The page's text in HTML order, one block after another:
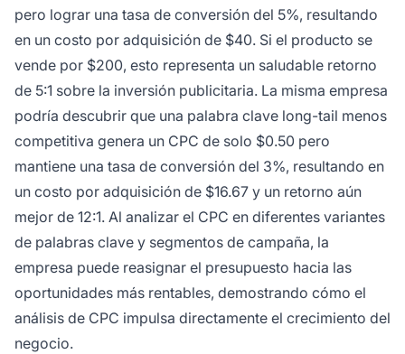
pero lograr una tasa de conversión del 5%, resultando
en un costo por adquisición de $40. Si el producto se
vende por $200, esto representa un saludable retorno
de 5:1 sobre la inversión publicitaria. La misma empresa
podría descubrir que una palabra clave long-tail menos
competitiva genera un CPC de solo $0.50 pero
mantiene una tasa de conversión del 3%, resultando en
un costo por adquisición de $16.67 y un retorno aún
mejor de 12:1. Al analizar el CPC en diferentes variantes
de palabras clave y segmentos de campaña, la
empresa puede reasignar el presupuesto hacia las
oportunidades más rentables, demostrando cómo el
análisis de CPC impulsa directamente el crecimiento del
negocio.